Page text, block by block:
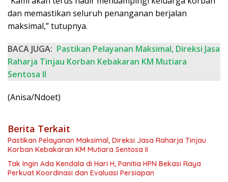
dan memastikan seluruh penanganan berjalan
maksimal,” tutupnya.
BACA JUGA: Pastikan Pelayanan Maksimal, Direksi Jasa
Raharja Tinjau Korban Kebakaran KM Mutiara
Sentosa II
(Anisa/Ndoet)
Berita Terkait
Pastikan Pelayanan Maksimal, Direksi Jasa Raharja Tinjau
Korban Kebakaran KM Mutiara Sentosa II
Tak Ingin Ada Kendala di Hari H, Panitia HPN Bekasi Raya
Perkuat Koordinasi dan Evaluasi Persiapan